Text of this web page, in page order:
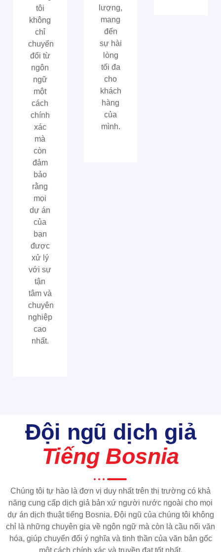
tôi
không
chỉ
chuyển
đổi từ
ngôn
ngữ
một
cách
chính
xác
mà
còn
đảm
bảo
rằng
mọi
dự án
của
bạn
được
xử lý
với sự
tận
tâm và
chuyên
nghiệp
cao
nhất.
lượng,
mang
đến
sự hài
lòng
tối đa
cho
khách
hàng
của
mình.
Đội ngũ dịch giả
Tiếng Bosnia
Chúng tôi tự hào là đơn vị duy nhất trên thị trường có khả
năng cung cấp dịch giả bản xứ người nước ngoài cho mọi
dự án dịch thuật tiếng Bosnia. Đội ngũ của chúng tôi không
chỉ là những chuyên gia về ngôn ngữ mà còn là cầu nối văn
hóa, giúp chuyển đổi ý nghĩa và tinh thần của văn bản gốc
một cách chính xác và truyền đạt tốt nhất.